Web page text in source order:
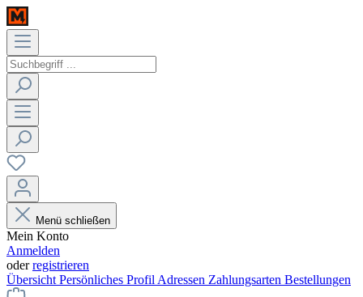
Menü schließen
Mein Konto
Anmelden
oderregistrieren
Übersicht Persönliches Profil Adressen Zahlungsarten Bestellungen